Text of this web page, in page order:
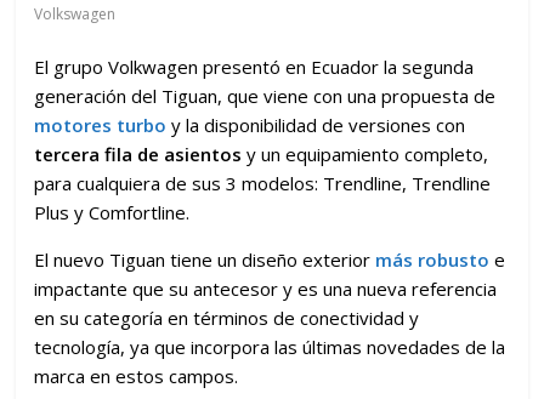
Volkswagen
El grupo Volkwagen presentó en Ecuador la segunda
generación del Tiguan, que viene con una propuesta de
motores turbo y la disponibilidad de versiones con
tercera fila de asientos y un equipamiento completo,
para cualquiera de sus 3 modelos: Trendline, Trendline
Plus y Comfortline.
El nuevo Tiguan tiene un diseño exterior más robusto e
impactante que su antecesor y es una nueva referencia
en su categoría en términos de conectividad y
tecnología, ya que incorpora las últimas novedades de la
marca en estos campos.